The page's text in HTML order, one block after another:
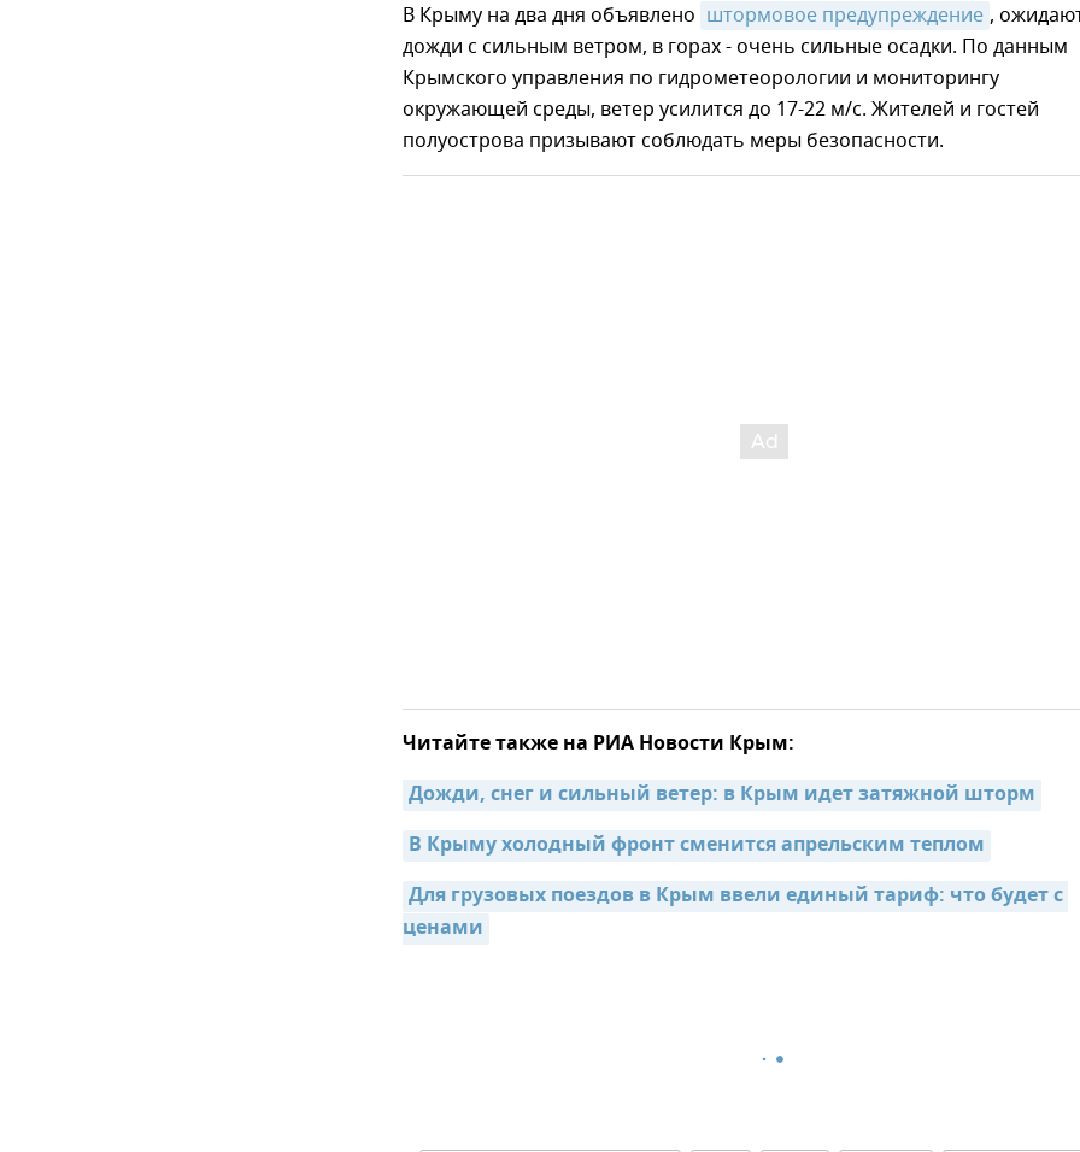
В Крыму на два дня объявлено штормовое предупреждение ,
дожди с сильным ветром, в горах - очень сильные осадки. По данным
Крымского управления по гидрометеорологии и мониторингу
окружающей среды, ветер усилится до 17-22 м/с. Жителей и гостей
полуострова призывают соблюдать меры безопасности.
Читайте также на РИА Новости Крым:
Дожди, снег и сильный ветер: в Крым идет затяжной шторм
В Крыму холодный фронт сменится апрельским теплом
Для грузовых поездов в Крым ввели единый тариф: что будет с
ценами